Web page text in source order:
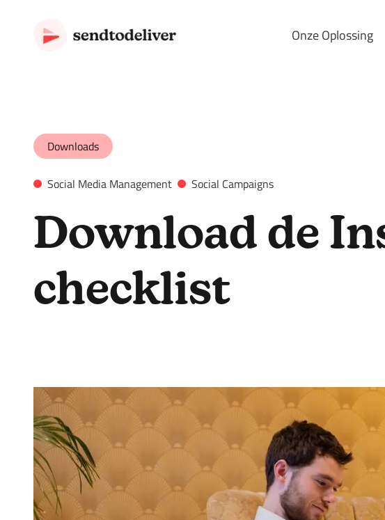
Onze Oplossing
Downloads
Social Media Management Social Campaigns
Download de
checklist